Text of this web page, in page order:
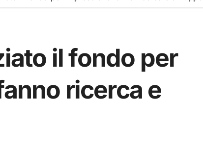
il fondo per
ricerca e